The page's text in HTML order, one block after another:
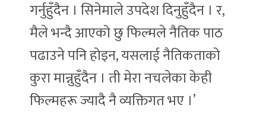
गर्नुहुँदैन । सिनेमाले उपदेश दिनुहुँदैन । र,
मैले भन्दै आएको छु फिल्मले नैतिक पाठ
पढाउने पनि होइन, यसलाई नैतिकताको
कुरा मान्नुहुँदैन । ती मेरा नचलेका केही
फिल्महरू ज्यादै नै व्यक्तिगत भए ।’